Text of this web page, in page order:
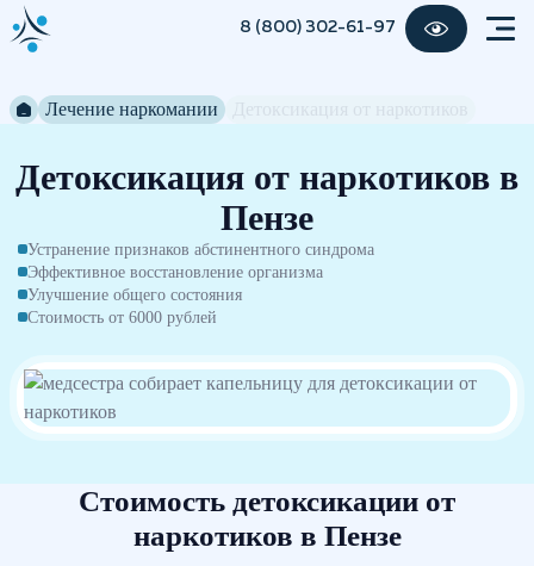
8 (800) 302-61-97
Лечение наркомании
Детоксикация от наркотиков в
Пензе
Устранение признаков абстинентного синдрома
Эффективное восстановление организма
Улучшение общего состояния
Стоимость от 6000 рублей
Стоимость детоксикации от
наркотиков в Пензе